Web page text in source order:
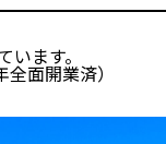
ます。
面開業済）